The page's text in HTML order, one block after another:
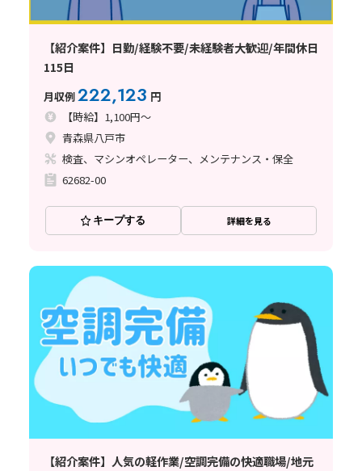
【紹介案件】日勤/経験不要/未経験者大歓迎/年間休日
115日
月収例222,123 円
【時給】1,100円～
青森県八戸市
検査、マシンオペレーター、メンテナンス・保全
62682-00
キープする 詳細を見る
【紹介案件】人気の軽作業/空調完備の快適職場/地元